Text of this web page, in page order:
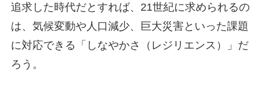
追求した時代だとすれば、21世紀に求められるの
は、気候変動や人口減少、巨大災害といった課題
に対応できる「しなやかさ（レジリエンス）」だ
ろう。